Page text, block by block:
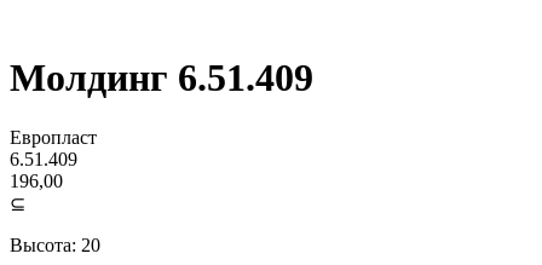
Молдинг 6.51.409
Европласт
6.51.409
196,00
⊆
Высота: 20